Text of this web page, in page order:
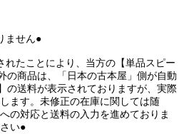
ません●
れたことにより、当方の【単品スピー
の商品は、「日本の古本屋」側が自動
の送料が表示されておりますが、実際
ます。未修正の在庫に関しては随
の対応と送料の入力を進めておりま
い●